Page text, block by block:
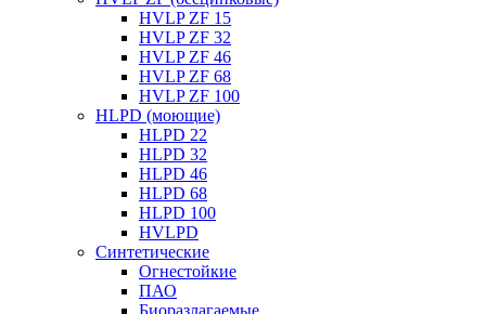
HVLP ZF 15
HVLP ZF 32
HVLP ZF 46
HVLP ZF 68
HVLP ZF 100
HLPD (моющие)
HLPD 22
HLPD 32
HLPD 46
HLPD 68
HLPD 100
HVLPD
Синтетические
Огнестойкие
ПАО
Биоразлагаемые